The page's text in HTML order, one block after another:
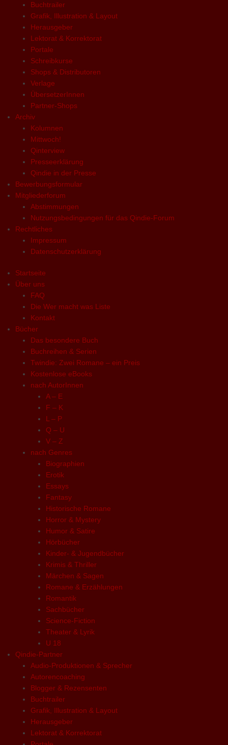
Buchtrailer
Grafik, Illustration & Layout
Herausgeber
Lektorat & Korrektorat
Portale
Schreibkurse
Shops & Distributoren
Verlage
ÜbersetzerInnen
Partner-Shops
Archiv
Kolumnen
Mittwoch!
Qinterview
Presseerklärung
Qindie in der Presse
Bewerbungsformular
Mitgliederforum
Abstimmungen
Nutzungsbedingungen für das Qindie-Forum
Rechtliches
Impressum
Datenschutzerklärung
Startseite
Über uns
FAQ
Die Wer macht was Liste
Kontakt
Bücher
Das besondere Buch
Buchreihen & Serien
Twindie: Zwei Romane – ein Preis
Kostenlose eBooks
nach AutorInnen
A – E
F – K
L – P
Q – U
V – Z
nach Genres
Biographien
Erotik
Essays
Fantasy
Historische Romane
Horror & Mystery
Humor & Satire
Hörbücher
Kinder- & Jugendbücher
Krimis & Thriller
Märchen & Sagen
Romane & Erzählungen
Romantik
Sachbücher
Science-Fiction
Theater & Lyrik
U 18
Qindie-Partner
Audio-Produktionen & Sprecher
Autorencoaching
Blogger & Rezensenten
Buchtrailer
Grafik, Illustration & Layout
Herausgeber
Lektorat & Korrektorat